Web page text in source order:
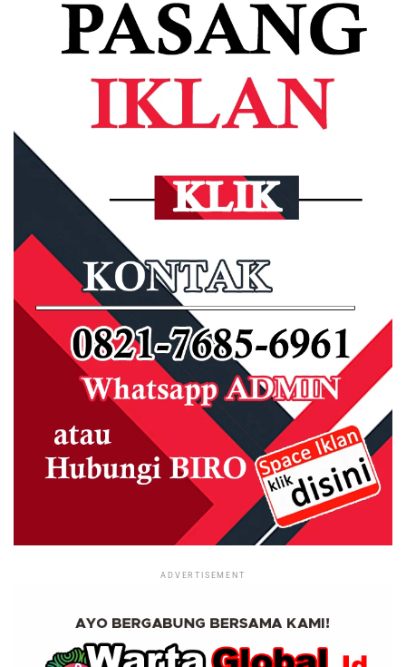
ADVERTISEMENT